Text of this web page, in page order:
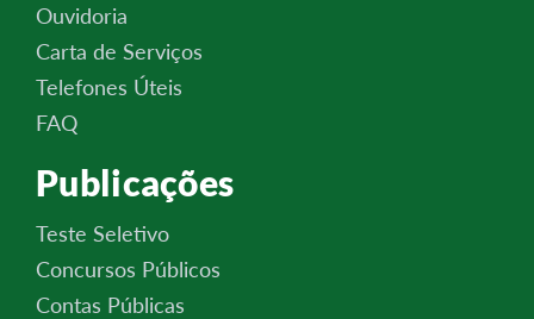
Ouvidoria
Carta de Serviços
Telefones Úteis
FAQ
Publicações
Teste Seletivo
Concursos Públicos
Contas Públicas